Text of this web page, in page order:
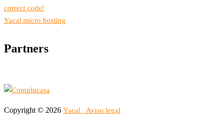
correct code!
Yacal micro hosting
Partners
Copyright © 2026 Yacal Aviso legal